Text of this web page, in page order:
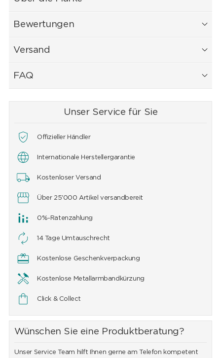
Bewertungen
Versand
FAQ
Unser Service für Sie
Offizieller Händler
Internationale Herstellergarantie
Kostenloser Versand
Über 25'000 Artikel versandbereit
0%-Ratenzahlung
14 Tage Umtauschrecht
Kostenlose Geschenkverpackung
Kostenlose Metallarmbandkürzung
Click & Collect
Wünschen Sie eine Produktberatung?
Unser Service Team hilft Ihnen gerne am Telefon kompetent